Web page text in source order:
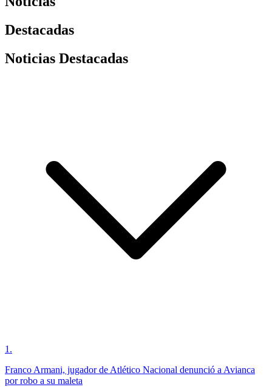
Destacadas
Noticias Destacadas
1 .
Franco Armani, jugador de Atlético Nacional denunció a Avianca
por robo a su maleta